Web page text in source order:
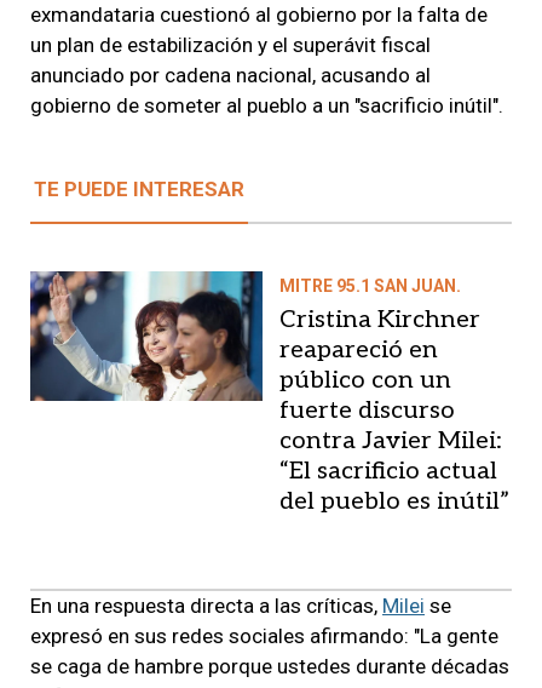
exmandataria cuestionó al gobierno por la falta de
un plan de estabilización y el superávit fiscal
anunciado por cadena nacional, acusando al
gobierno de someter al pueblo a un "sacrificio inútil".
TE PUEDE INTERESAR
MITRE 95.1 SAN JUAN.
Cristina Kirchner
reapareció en
público con un
fuerte discurso
contra Javier Milei:
“El sacrificio actual
del pueblo es inútil”
En una respuesta directa a las críticas, Milei se
expresó en sus redes sociales afirmando: "La gente
se caga de hambre porque ustedes durante décadas